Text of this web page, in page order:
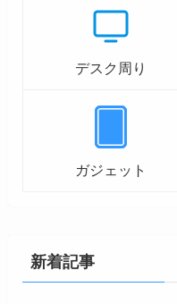
デスク周り
ガジェット
新着記事